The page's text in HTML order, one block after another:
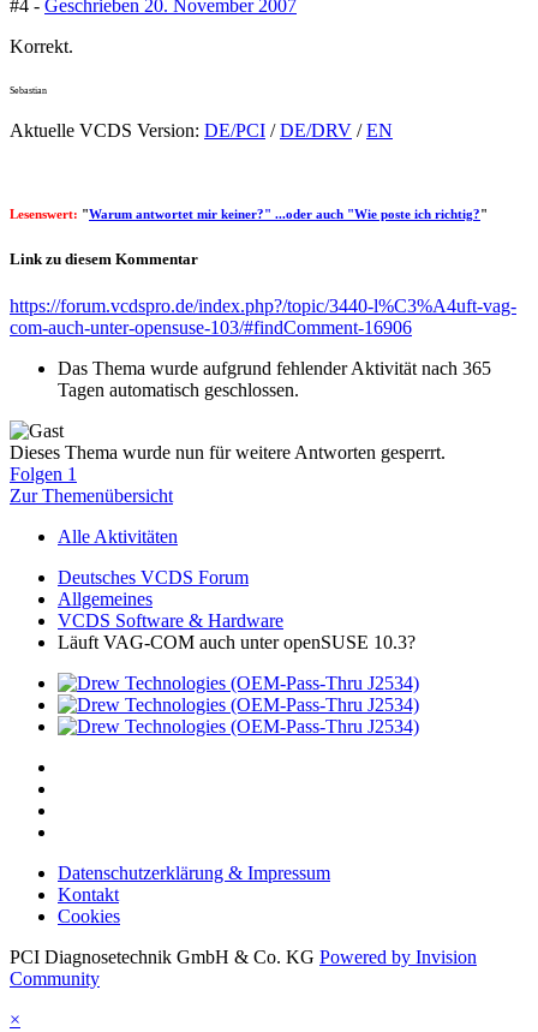
#4 - Geschrieben 20. November 2007
Korrekt.
Sebastian
Aktuelle VCDS Version: DE/PCI /DE/DRV /EN
Lesenswert: "Warum antwortet mir keiner?" ...oder auch "Wie poste ich richtig?"
Link zu diesem Kommentar
https://forum.vcdspro.de/index.php?/topic/3440-l%C3%A4uft-vag-
com-auch-unter-opensuse-103/#findComment-16906
Das Thema wurde aufgrund fehlender Aktivität nach 365
Tagen automatisch geschlossen.
Dieses Thema wurde nun für weitere Antworten gesperrt.
Folgen 1
Zur Themenübersicht
Alle Aktivitäten
Deutsches VCDS Forum
Allgemeines
VCDS Software & Hardware
Läuft VAG-COM auch unter openSUSE 10.3?
Datenschutzerklärung & Impressum
Kontakt
Cookies
PCI Diagnosetechnik GmbH & Co. KG Powered by Invision
Community
×